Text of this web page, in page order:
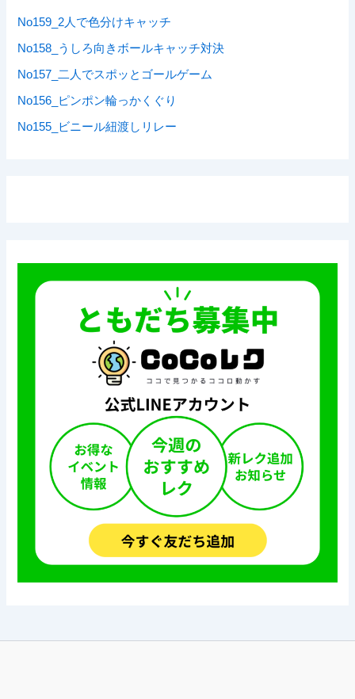
No159_2人で色分けキャッチ
No158_うしろ向きボールキャッチ対決
No157_二人でスポッとゴールゲーム
No156_ピンポン輪っかくぐり
No155_ビニール紐渡しリレー